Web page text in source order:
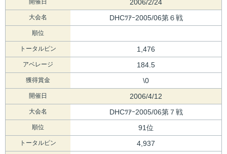
2006/2/24
大会名 DHCﾂｱｰ2005/06第６戦
順位
トータルピン 1,476
アベレージ 184.5
獲得賞金 \0
開催日 2006/4/12
大会名 DHCﾂｱｰ2005/06第７戦
順位 91位
トータルピン 4,937